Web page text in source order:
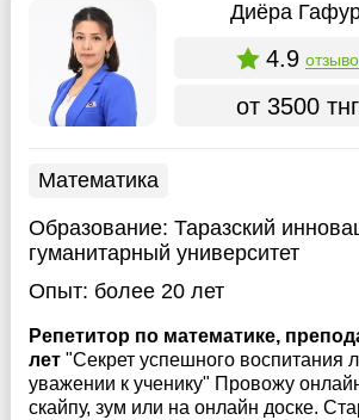
Диёра
4.9
от 3500
Математика
Образование: Таразский
гуманитарный университет
Опыт: более 20 лет
Репетитор по математике,
лет "Секрет успешного воспитания
уважении к ученику" Провожу
скайпу, зум или на онлайн доске.